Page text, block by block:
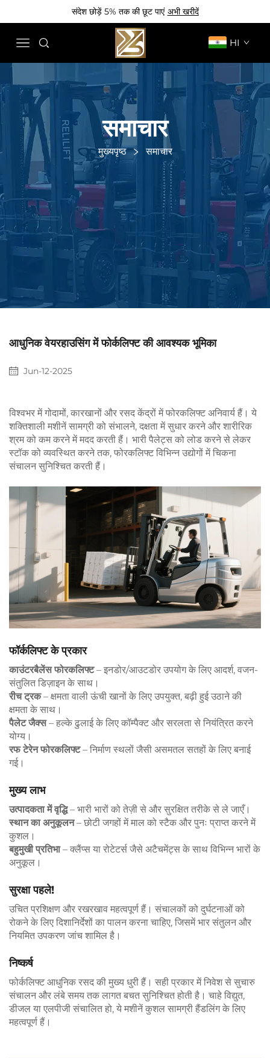
संदेश छोड़ें 5% तक की छूट पाएं अभी खरीदें
HI
समाचार
मुख्यपृष्ठ समाचार
आधुनिक वेयरहाउसिंग में फोर्कलिफ्ट की आवश्यक भूमिका
Jun-12-2025
विश्वभर में गोदामों, कारखानों और रसद केंद्रों में फोरकलिफ्ट अनिवार्य हैं। ये
शक्तिशाली मशीनें सामग्री को संभालने, दक्षता में सुधार करने और शारीरिक
श्रम को कम करने में मदद करती हैं। भारी पैलेट्स को लोड करने से लेकर
स्टॉक को व्यवस्थित करने तक, फोरकलिफ्ट विभिन्न उद्योगों में चिकना
संचालन सुनिश्चित करती हैं।
फॉर्कलिफ्ट के प्रकार
काउंटरबैलेंस फोरकलिफ्ट– इनडोर/आउटडोर उपयोग के लिए आदर्श, वजन-
संतुलित डिज़ाइन के साथ।
रीच ट्रक– क्षमता वाली ऊंची खानों के लिए उपयुक्त, बढ़ी हुई उठाने की
क्षमता के साथ।
पैलेट जैक्स– हल्के ढुलाई के लिए कॉम्पैक्ट और सरलता से नियंत्रित करने
योग्य।
रफ टेरेन फोरकलिफ्ट– निर्माण स्थलों जैसी असमतल सतहों के लिए बनाई
गई।
मुख्य लाभ
उत्पादकता में वृद्धि– भारी भारों को तेज़ी से और सुरक्षित तरीके से ले जाएँ।
स्थान का अनुकूलन– छोटी जगहों में माल को स्टैक और पुनः प्राप्त करने में
कुशल।
बहुमुखी प्रतिभा– क्लैंप्स या रोटेटर्स जैसे अटैचमेंट्स के साथ विभिन्न भारों के
अनुकूल।
सुरक्षा पहले!
उचित प्रशिक्षण और रखरखाव महत्वपूर्ण हैं। संचालकों को दुर्घटनाओं को
रोकने के लिए दिशानिर्देशों का पालन करना चाहिए, जिसमें भार संतुलन और
नियमित उपकरण जांच शामिल है।
निष्कर्ष
फोर्कलिफ्ट आधुनिक रसद की मुख्य धुरी हैं। सही प्रकार में निवेश से सुचारु
संचालन और लंबे समय तक लागत बचत सुनिश्चित होती है। चाहे विद्युत,
डीजल या एलपीजी संचालित हो, ये मशीनें कुशल सामग्री हैंडलिंग के लिए
महत्वपूर्ण हैं।